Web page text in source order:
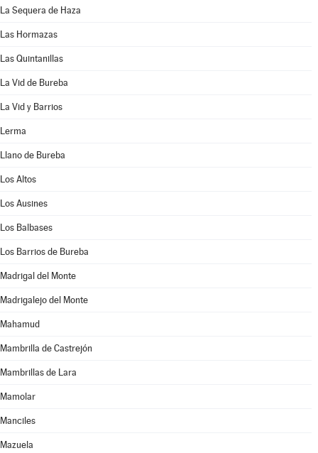
La Sequera de Haza
Las Hormazas
Las Quintanillas
La Vid de Bureba
La Vid y Barrios
Lerma
Llano de Bureba
Los Altos
Los Ausines
Los Balbases
Los Barrios de Bureba
Madrigal del Monte
Madrigalejo del Monte
Mahamud
Mambrilla de Castrejón
Mambrillas de Lara
Mamolar
Manciles
Mazuela